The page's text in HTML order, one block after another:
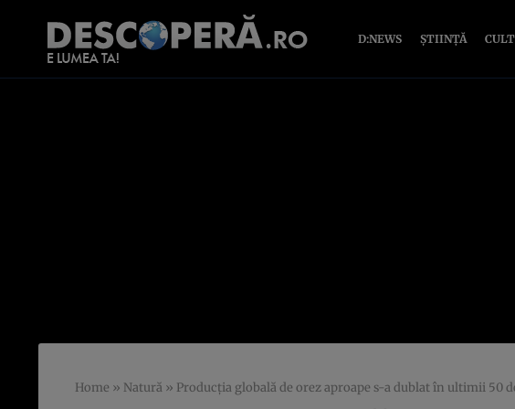
D:NEWS ȘTIINȚĂ
Home » Natură » Producția globală de orez aproape s-a dublat în ultimii 50